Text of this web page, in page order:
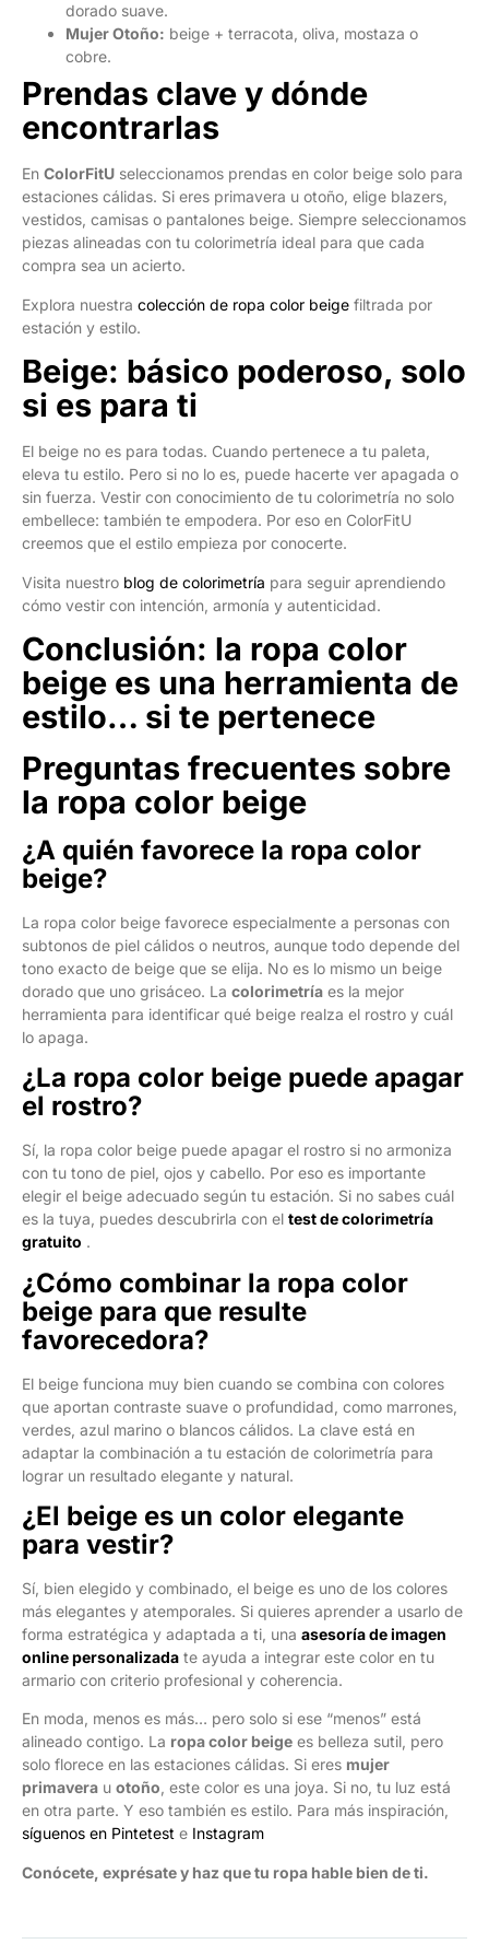
dorado suave.
Mujer Otoño: beige + terracota, oliva, mostaza o
cobre.
Prendas clave y dónde
encontrarlas
En ColorFitU seleccionamos prendas en color beige solo para
estaciones cálidas. Si eres primavera u otoño, elige blazers,
vestidos, camisas o pantalones beige. Siempre seleccionamos
piezas alineadas con tu colorimetría ideal para que cada
compra sea un acierto.
Explora nuestra colección de ropa color beige filtrada por
estación y estilo.
Beige: básico poderoso, solo
si es para ti
El beige no es para todas. Cuando pertenece a tu paleta,
eleva tu estilo. Pero si no lo es, puede hacerte ver apagada o
sin fuerza. Vestir con conocimiento de tu colorimetría no solo
embellece: también te empodera. Por eso en ColorFitU
creemos que el estilo empieza por conocerte.
Visita nuestro blog de colorimetría para seguir aprendiendo
cómo vestir con intención, armonía y autenticidad.
Conclusión: la ropa color
beige es una herramienta de
estilo… si te pertenece
Preguntas frecuentes sobre
la ropa color beige
¿A quién favorece la ropa color
beige?
La ropa color beige favorece especialmente a personas con
subtonos de piel cálidos o neutros, aunque todo depende del
tono exacto de beige que se elija. No es lo mismo un beige
dorado que uno grisáceo. La colorimetría es la mejor
herramienta para identificar qué beige realza el rostro y cuál
lo apaga.
¿La ropa color beige puede apagar
el rostro?
Sí, la ropa color beige puede apagar el rostro si no armoniza
con tu tono de piel, ojos y cabello. Por eso es importante
elegir el beige adecuado según tu estación. Si no sabes cuál
es la tuya, puedes descubrirla con el test de colorimetría
gratuito .
¿Cómo combinar la ropa color
beige para que resulte
favorecedora?
El beige funciona muy bien cuando se combina con colores
que aportan contraste suave o profundidad, como marrones,
verdes, azul marino o blancos cálidos. La clave está en
adaptar la combinación a tu estación de colorimetría para
lograr un resultado elegante y natural.
¿El beige es un color elegante
para vestir?
Sí, bien elegido y combinado, el beige es uno de los colores
más elegantes y atemporales. Si quieres aprender a usarlo de
forma estratégica y adaptada a ti, una asesoría de imagen
online personalizada te ayuda a integrar este color en tu
armario con criterio profesional y coherencia.
En moda, menos es más… pero solo si ese “menos” está
alineado contigo. La ropa color beige es belleza sutil, pero
solo florece en las estaciones cálidas. Si eres mujer
primavera u otoño, este color es una joya. Si no, tu luz está
en otra parte. Y eso también es estilo. Para más inspiración,
síguenos en Pintetest e Instagram
Conócete, exprésate y haz que tu ropa hable bien de ti.